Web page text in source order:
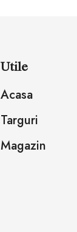
Utile
Acasa
Targuri
Magazin